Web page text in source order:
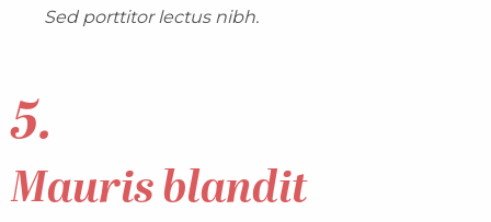
Sed porttitor lectus nibh.
5.
Mauris blandit